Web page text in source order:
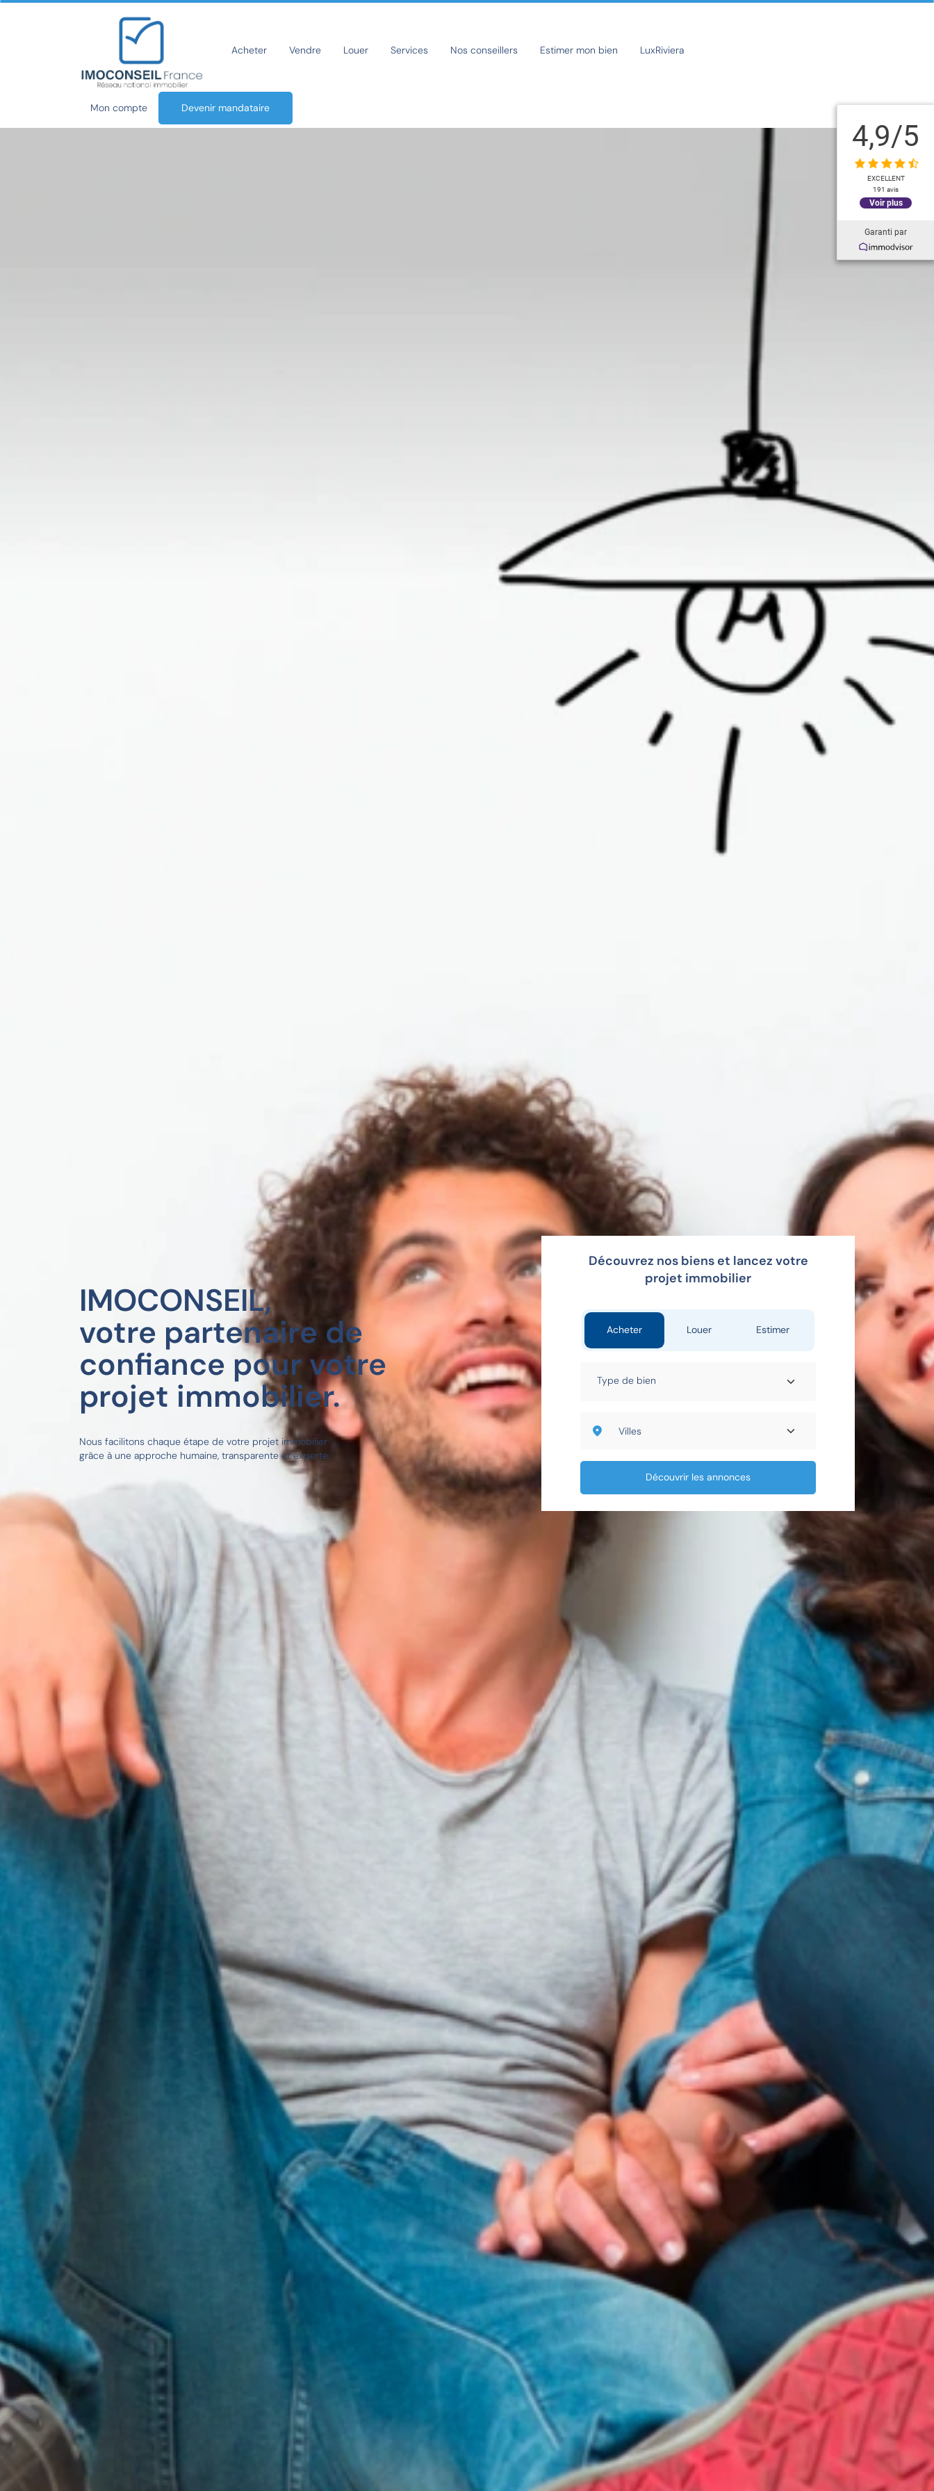
Acheter Vendre Louer Services Nos conseillers Estimer mon bien LuxRiviera
Mon compte Devenir mandataire
IMOCONSEIL,
votre partenaire de
confiance pour votre
projet immobilier.
Nous facilitons chaque étape de votre projet immobilier
grâce à une approche humaine, transparente et experte.
Découvrez nos biens et lancez votre
projet immobilier
Acheter Louer Estimer
Découvrir les annonces
4,9/5
EXCELLENT
191 avis
Voir plus
Garanti par